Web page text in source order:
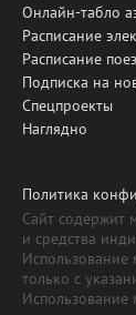
Онлайн-табло
Расписание
Расписание
Подписка на
Спецпроекты
Наглядно
Политика
Сайт содержит
и средства
Использование
только с
Использование